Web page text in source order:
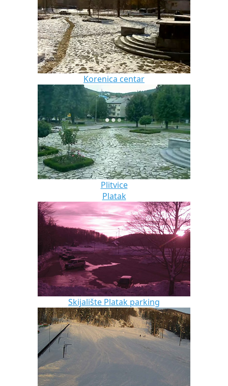
Korenica centar
Plitvice
Platak
Skijalište Platak parking